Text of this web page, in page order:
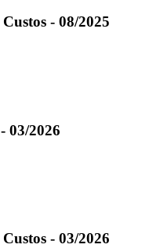
- 08/2025
03/2026
- 03/2026